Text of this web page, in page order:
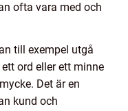
ofta vara med och
till exempel utgå
ord eller ett minne
Det är en
kund och